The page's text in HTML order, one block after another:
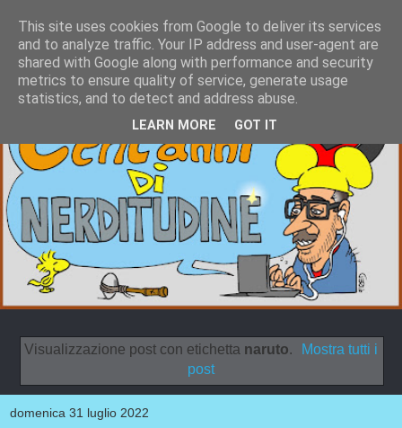
Visualizzazione post con etichetta naruto.
Mostra tutti i
post
domenica 31 luglio 2022
This site uses cookies from Google to deliver its services
and to analyze traffic. Your IP address and user-agent are
shared with Google along with performance and security
metrics to ensure quality of service, generate usage
statistics, and to detect and address abuse.
LEARN MORE GOT IT